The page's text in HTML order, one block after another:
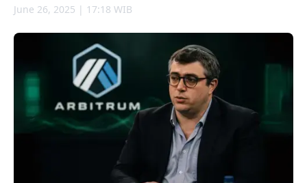
June 26, 2025 | 17:18 WIB